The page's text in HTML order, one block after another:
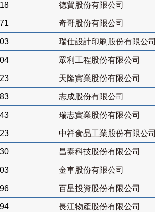
德貿股份有限公司
奇哥股份有限公司
瑞仕設計印刷股份有限公司
眾利工程股份有限公司
天隆實業股份有限公司
志成股份有限公司
瑞志實業股份有限公司
中祥食品工業股份有限公司
昌泰科技股份有限公司
金車股份有限公司
百星投資股份有限公司
長江物產股份有限公司